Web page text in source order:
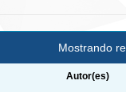
Mostrando
Autor(es)